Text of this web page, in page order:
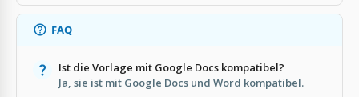
FAQ
Ist die Vorlage mit Google Docs kompatibel?
Ja, sie ist mit Google Docs und Word kompatibel.